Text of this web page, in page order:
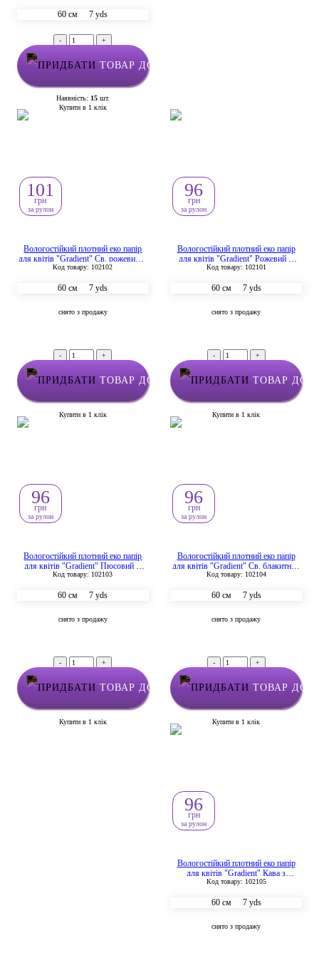
60 см 7 yds
- +
ТОВАР ДОДАНО У КОШИК
Наявність: 15шт.
Купити в 1 клік
Вологостійкий плотний еко папір
для квітів "Gradient" Св. рожевий +
Фіолет
Код товару: 102102
60 см 7 yds
101
грн
за рулон
снято з продажу
- +
ТОВАР ДОДАНО У КОШИК
Купити в 1 клік
Вологостійкий плотний еко папір
для квітів "Gradient" Рожевий +
Лаванда
Код товару: 102101
60 см 7 yds
96
грн
за рулон
снято з продажу
- +
ТОВАР
Купити в 1 клік
Вологостійкий плотний еко папір
для квітів "Gradient" Пюсовий +
Жимолість
Код товару: 102103
60 см 7 yds
96
грн
за рулон
снято з продажу
- +
ТОВАР ДОДАНО У КОШИК
Купити в 1 клік
Вологостійкий плотний еко папір
для квітів "Gradient" Св. блакитний
+ Бузок
Код товару: 102104
60 см 7 yds
96
грн
за рулон
снято з продажу
- +
ТОВАР
Купити в 1 клік
Вологостійкий плотний еко папір
для квітів "Gradient" Кава з
молоком + Св.рожевий
Код товару: 102105
60 см 7 yds
96
грн
за рулон
снято з продажу